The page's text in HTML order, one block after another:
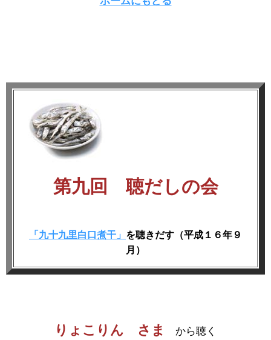
第九回 聴だしの会
「九十九里白口煮干」 を聴きだす（平成１６年９
月）
りょこりん さま から聴く